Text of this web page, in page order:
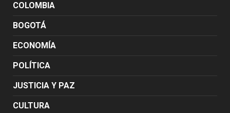
COLOMBIA
BOGOTÁ
ECONOMÍA
POLÍTICA
JUSTICIA Y PAZ
CULTURA